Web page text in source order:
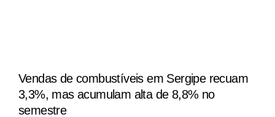
Vendas de combustíveis em Sergipe recuam
3,3%, mas acumulam alta de 8,8% no
semestre